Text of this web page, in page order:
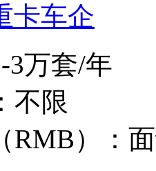
卡车企
3万套/年
不限
RMB）：